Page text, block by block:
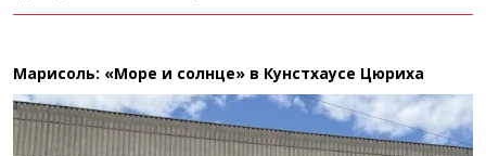
Марисоль: «Море и солнце» в Кунстхаусе Цюриха